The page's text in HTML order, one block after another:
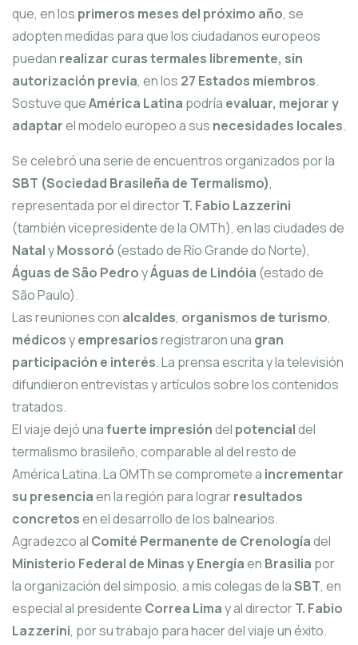
que, en los primeros meses del próximo año, se
adopten medidas para que los ciudadanos europeos
puedan realizar curas termales libremente, sin
autorización previa, en los 27 Estados miembros.
Sostuve queAmérica Latina podría evaluar, mejorar y
adaptarel modelo europeo a sus necesidades locales.
Se celebró una serie de encuentros organizados por la
SBT (Sociedad Brasileña de Termalismo),
representada por el directorT. Fabio Lazzerini
(también vicepresidente de la OMTh), en las ciudades de
NatalyMossoró (estado de Río Grande do Norte),
Águas de São PedroyÁguas de Lindóia (estado de
São Paulo).
Las reuniones con alcaldes, organismos de turismo,
médicosyempresariosregistraron una gran
participación e interés. La prensa escrita y la televisión
difundieron entrevistas y artículos sobre los contenidos
tratados.
El viaje dejó unafuerte impresióndel potencialdel
termalismo brasileño, comparable al del resto de
América Latina. La OMTh se compromete a incrementar
su presenciaen la región para lograrresultados
concretosen el desarrollo de los balnearios.
Agradezco al Comité Permanente de Crenologíadel
Ministerio Federal de Minas y Energíaen Brasilia por
la organización del simposio, a mis colegas de laSBT, en
especial al presidente Correa Limay al directorT. Fabio
Lazzerini, por su trabajo para hacer del viaje un éxito.